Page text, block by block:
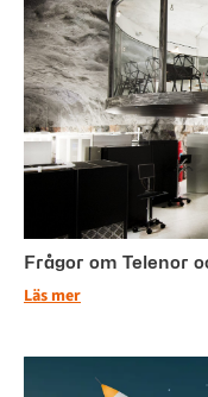
Frågor om Telenor
Läs mer